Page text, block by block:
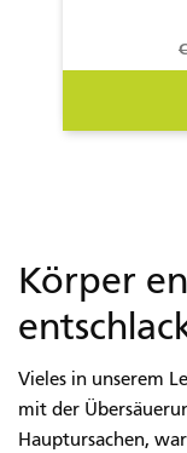
Körper
Vieles in unserem
mit der
Hauptursachen,